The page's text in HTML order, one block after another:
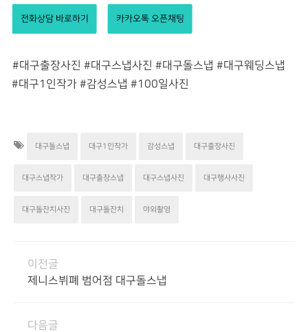
전화상담 바로하기 카카오톡 오픈채팅
#대구출장사진 #대구스냅사진 #대구돌스냅 #대구웨딩스냅
#대구1인작가 #감성스냅 #100일사진
대구돌스냅 대구1인작가 감성스냅 대구출장사진
대구스냅작가 대구출장스냅 대구스냅사진 대구행사사진
대구돌잔치사진 대구돌잔치 야외촬영
이전글
제니스뷔폐 범어점 대구돌스냅
다음글